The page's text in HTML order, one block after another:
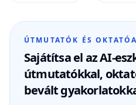
ÚTMUTATÓK ÉS
Sajátítsa el az AI-
útmutatókkal,
bevált